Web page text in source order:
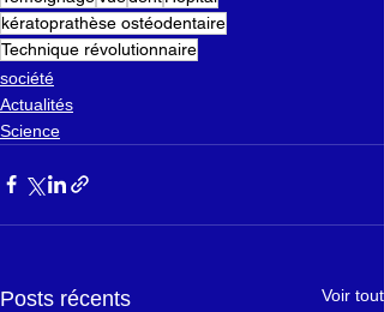
kératoprathèse ostéodentaire
Technique révolutionnaire
société
Actualités
Science
Posts récents Voir tout